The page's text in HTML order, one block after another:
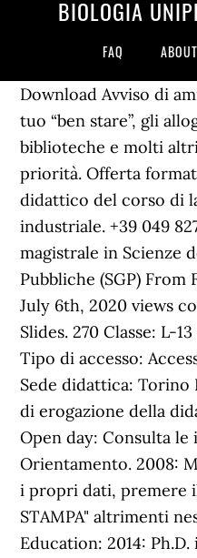
BIOLOGIA
FAQ ABOUT
Download Avviso di
tuo “ben stare”, gli
biblioteche e molti
priorità. Offerta
didattico del corso di
industriale. +39 049
magistrale in Scienze
Pubbliche (SGP) From
July 6th, 2020 views
Slides. 270 Classe: L-
Tipo di accesso:
Sede didattica:
di erogazione della
Open day: Consulta le
Orientamento. 2008:
i propri dati, premere
STAMPA" altrimenti
Education: 2014: